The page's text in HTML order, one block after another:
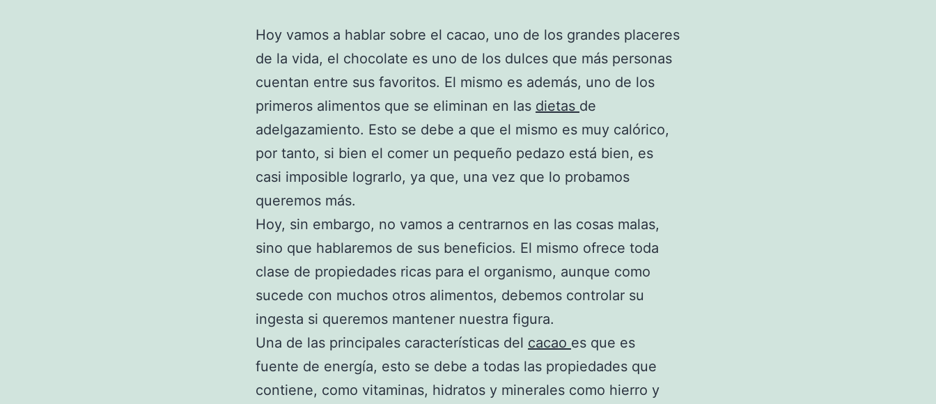
Hoy vamos a hablar sobre el cacao, uno de los grandes placeres
de la vida, el chocolate es uno de los dulces que más personas
cuentan entre sus favoritos. El mismo es además, uno de los
primeros alimentos que se eliminan en las dietas de
adelgazamiento. Esto se debe a que el mismo es muy calórico,
por tanto, si bien el comer un pequeño pedazo está bien, es
casi imposible lograrlo, ya que, una vez que lo probamos
queremos más.
Hoy, sin embargo, no vamos a centrarnos en las cosas malas,
sino que hablaremos de sus beneficios. El mismo ofrece toda
clase de propiedades ricas para el organismo, aunque como
sucede con muchos otros alimentos, debemos controlar su
ingesta si queremos mantener nuestra figura.
Una de las principales características del cacao es que es
fuente de energía, esto se debe a todas las propiedades que
contiene, como vitaminas, hidratos y minerales como hierro y